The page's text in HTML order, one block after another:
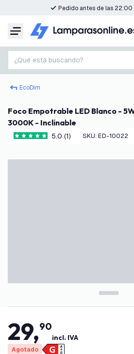
Pedido antes de las 22:00
Menú
¿Qué está buscando?
EcoDim
Foco Empotrable LED Blanco - 5W - IP54 - 2000K-
3000K - Inclinable
5 estrellas de puntuación
5.0 (1) SKU: ED-10022
29,90
incl. IVA
Agotado